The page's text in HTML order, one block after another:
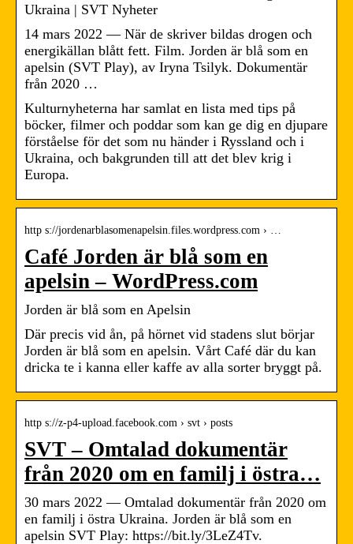
Ukraina | SVT Nyheter
14 mars 2022 — När de skriver bildas drogen och
energikällan blått fett. Film. Jorden är blå som en
apelsin (SVT Play), av Iryna Tsilyk. Dokumentär
från 2020 …
Kulturnyheterna har samlat en lista med tips på
böcker, filmer och poddar som kan ge dig en djupare
förståelse för det som nu händer i Ryssland och i
Ukraina, och bakgrunden till att det blev krig i
Europa.
http s://jordenarblasomenapelsin.files.wordpress.com › …
Café Jorden är blå som en
apelsin – WordPress.com
Jorden är blå som en Apelsin
Där precis vid ån, på hörnet vid stadens slut börjar
Jorden är blå som en apelsin. Vårt Café där du kan
dricka te i kanna eller kaffe av alla sorter bryggt på.
http s://z-p4-upload.facebook.com › svt › posts
SVT – Omtalad dokumentär
från 2020 om en familj i östra…
30 mars 2022 — Omtalad dokumentär från 2020 om
en familj i östra Ukraina. Jorden är blå som en
apelsin SVT Play: https://bit.ly/3LeZ4Tv.